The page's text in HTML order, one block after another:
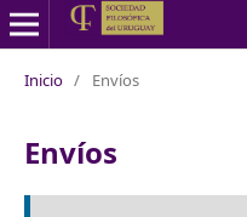
Inicio / Envíos
Envíos